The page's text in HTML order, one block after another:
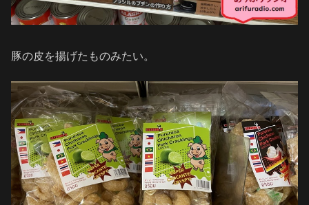
豚の皮を揚げたものみたい。